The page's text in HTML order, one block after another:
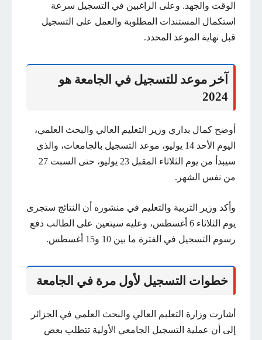
الوقت والجهد. وعلى الراغبين في التسجيل سرعة
استكمال المستندات المطلوبة والعمل على التسجيل
قبل نهاية الموعد المحدد.
آخر موعد للتسجيل في الجامعة هو
2024
أوضح كمال بداري وزير التعليم العالي والبحث العلمي،
اليوم الأحد 14 يوليو، موعد التسجيل بالجامعات، والذي
سيبدأ من يوم الثلاثاء المقبل 23 يوليو، حتى السبت 27
من نفس الشهر.
وأكد وزير التربية والتعليم في منشوره أن النتائج ستجرى
يوم الثلاثاء 6 أغسطس، وعليه سيتعين على الطالب دفع
رسوم التسجيل في الفترة ما بين 10 و15 أغسطس.
خطوات التسجيل لأول مرة في الجامعة
أشارت وزارة التعليم العالي والبحث العلمي في الجزائر
إلى أن عملية التسجيل الجامعي الأولية تتطلب بعض